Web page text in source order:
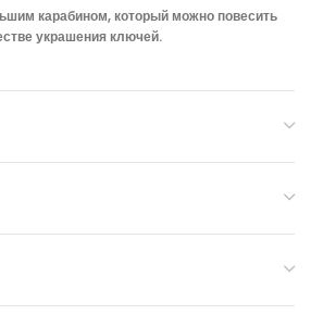
карабином, который можно повесить
украшения ключей.